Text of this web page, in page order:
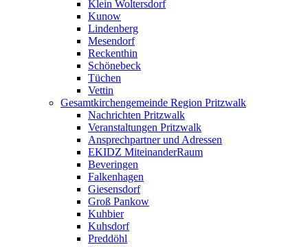
Klein Woltersdorf
Kunow
Lindenberg
Mesendorf
Reckenthin
Schönebeck
Tüchen
Vettin
Gesamtkirchengemeinde Region Pritzwalk
Nachrichten Pritzwalk
Veranstaltungen Pritzwalk
Ansprechpartner und Adressen
EKIDZ MiteinanderRaum
Beveringen
Falkenhagen
Giesensdorf
Groß Pankow
Kuhbier
Kuhsdorf
Preddöhl